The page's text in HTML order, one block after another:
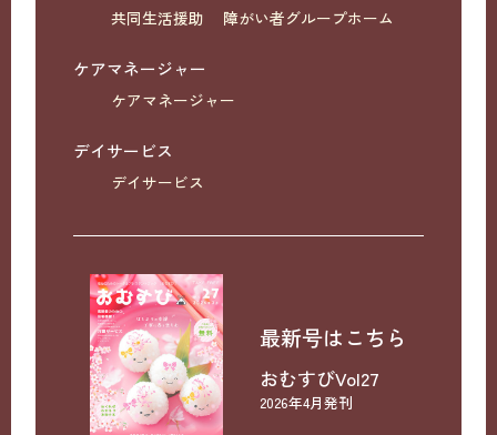
共同生活援助
障がい者グループホーム
ケアマネージャー
ケアマネージャー
デイサービス
デイサービス
最新号はこちら
おむすびVol27
2026年4月発刊